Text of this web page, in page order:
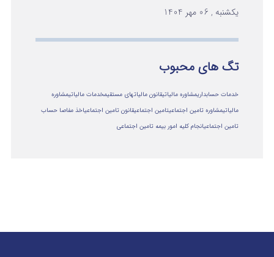
یکشنبه , 06 مهر 1404
تگ های محبوب
خدمات حسابداریمشاوره مالیاتیقانون مالیاتهای مستقیمخدمات مالیاتیمشاوره
مالياتيمشاوره تامین اجتماعیتامین اجتماعیقانون تامین اجتماعیاخذ مفاصا حساب
تامین اجتماعیانجام کلیه امور بیمه تامین اجتماعی